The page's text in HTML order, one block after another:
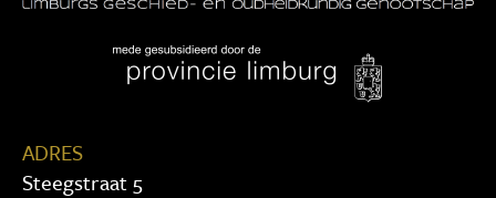
ADRES
Steegstraat 5